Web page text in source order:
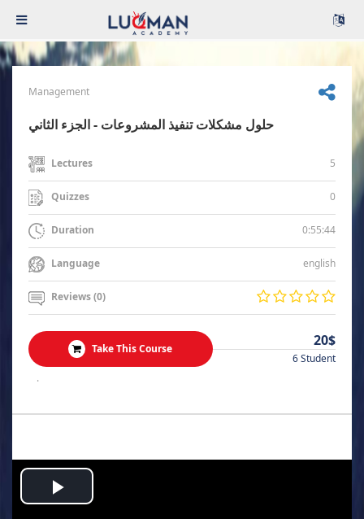
Management
حلول مشكلات تنفيذ المشروعات - الجزء الثاني
Lectures 5
Quizzes 0
Duration 0:55:44
Language english
Reviews (0)
Take This Course 20$
6 Student
.
Play